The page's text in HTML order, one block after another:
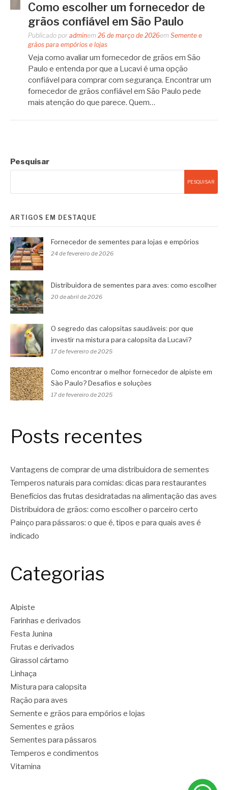
Como escolher um fornecedor de
grãos confiável em São Paulo
Publicado por adminem 26 de março de 2026em Semente e
grãos para empórios e lojas
Veja como avaliar um fornecedor de grãos em São
Paulo e entenda por que a Lucavi é uma opção
confiável para comprar com segurança. Encontrar um
fornecedor de grãos confiável em São Paulo pede
mais atenção do que parece. Quem…
Pesquisar
PESQUISAR
ARTIGOS EM DESTAQUE
Fornecedor de sementes para lojas e empórios
24 de fevereiro de 2026
Distribuidora de sementes para aves: como escolher
20 de abril de 2026
O segredo das calopsitas saudáveis: por que
investir na mistura para calopsita da Lucavi?
17 de fevereiro de 2025
Como encontrar o melhor fornecedor de alpiste em
São Paulo? Desafios e soluções
17 de fevereiro de 2025
Posts recentes
Vantagens de comprar de uma distribuidora de sementes
Temperos naturais para comidas: dicas para restaurantes
Benefícios das frutas desidratadas na alimentação das aves
Distribuidora de grãos: como escolher o parceiro certo
Painço para pássaros: o que é, tipos e para quais aves é
indicado
Categorias
Alpiste
Farinhas e derivados
Festa Junina
Frutas e derivados
Girassol cártamo
Linhaça
Mistura para calopsita
Ração para aves
Semente e grãos para empórios e lojas
Sementes e grãos
Sementes para pássaros
Temperos e condimentos
Vitamina